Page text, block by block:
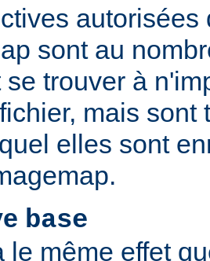
autorisées
sont au
se trouver à
mais sont
elles sont
base
le même effet